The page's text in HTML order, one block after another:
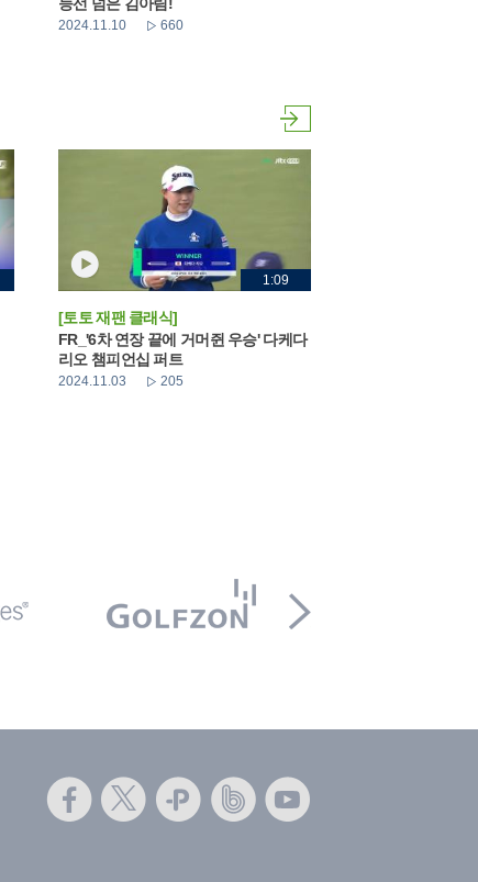
2024.11.10 660
1:09
[토토 재팬 클래식]
FR_'6차 연장 끝에 거머쥔 우승' 다케다
리오 챔피언십 퍼트
2024.11.03 205